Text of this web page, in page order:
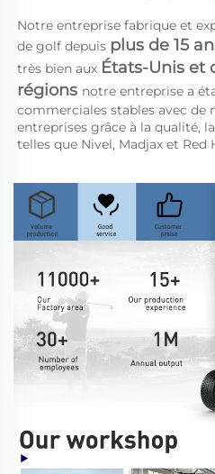
Notre entreprise fabrique et
de golf depuis plus de 15
très bien aux États-Unis et
régions notre entreprise a
commerciales stables avec de
entreprises grâce à la qualité,
telles que Nivel, Madjax et Red